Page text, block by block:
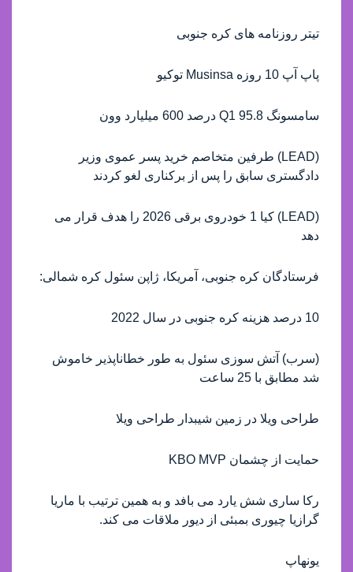
تیتر روزنامه های کره جنوبی
پاپ آپ 10 روزه Musinsa توکیو
سامسونگ Q1 95.8 درصد 600 میلیارد وون
(LEAD) طرفین متخاصم خرید پسر عموی وزیر
دادگستری سابق را پس از برکناری لغو کردند
(LEAD) کیا 1 خودروی برقی 2026 را هدف قرار می
دهد
فرستادگان کره جنوبی، آمریکا، ژاپن سئول کره شمالی:
10 درصد هزینه کره جنوبی در سال 2022
(سرب) آتش سوزی سئول به طور خطاناپذیر خاموش
شد مطابق با 25 ساعت
طراحی ویلا در زمین شیبدار طراحی ویلا
حمایت از چشمان KBO MVP
رکا ساری شش یارد می بافد و به همین ترتیب با ماریا
گرازیا چیوری بمبئی از دیور ملاقات می کند.
یونهاپ